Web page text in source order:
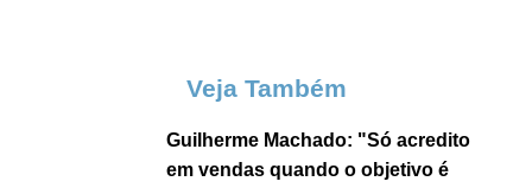
Veja Também
Guilherme Machado: "Só acredito
em vendas quando o objetivo é